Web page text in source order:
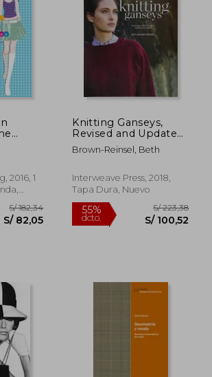
S/ 76,15
2016, 1
Knitting Ganseys,
Revised and Updated:
Techniques and
Patterns for
(en Inglés)
Brown-Reinsel, Beth
Interweave Press, 2018,
Tapa Dura, Nuevo